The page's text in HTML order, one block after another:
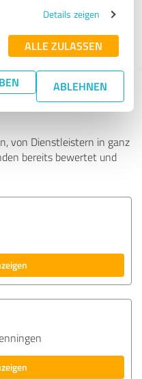
Details zeigen
ALLE ZULASSEN
ABLEHNEN
finden - mit
von Dienstleistern in ganz
bereits bewertet und